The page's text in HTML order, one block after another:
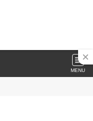
MENU